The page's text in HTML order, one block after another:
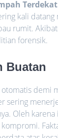
Terdekat
kali
rumit.
forensik.
Buatan
demi
sering
Oleh